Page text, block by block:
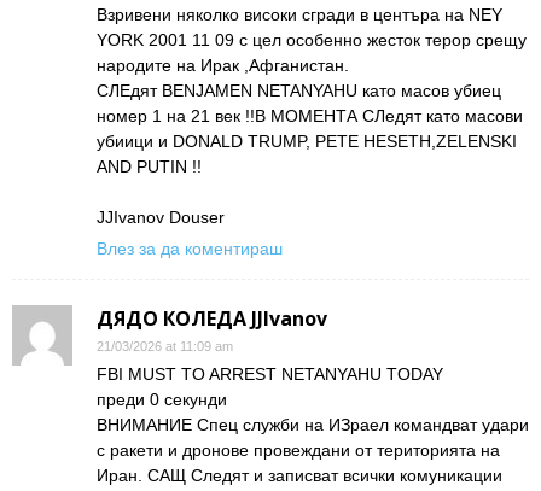
Взривени няколко високи сгради в центъра на NEY
YORK 2001 11 09 с цел особенно жесток терор срещу
народите на Ирак ,Афганистан.
СЛЕдят BENJAMEN NETANYAHU като масов убиец
номер 1 на 21 век !!В МОМЕНТА СЛедят като масови
убиици и DONALD TRUMP, PETE HESETH,ZELENSKI
AND PUTIN !!
JJIvanov Douser
Влез за да коментираш
ДЯДО КОЛЕДА JJIvanov
21/03/2026 at 11:09 am
FBI MUST TO ARREST NETANYAHU TODAY
преди 0 секунди
ВНИМАНИЕ Спец служби на ИЗраел командват удари
с ракети и дронове провеждани от територията на
Иран. САЩ Следят и записват всички комуникации